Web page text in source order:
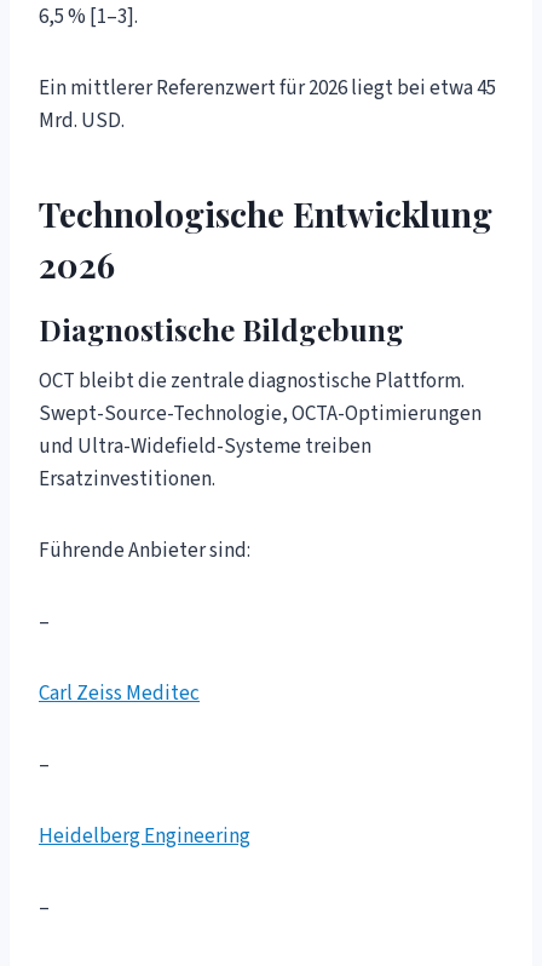
6,5 % [1–3].
Ein mittlerer Referenzwert für 2026 liegt bei etwa 45
Mrd. USD.
Technologische Entwicklung
2026
Diagnostische Bildgebung
OCT bleibt die zentrale diagnostische Plattform.
Swept-Source-Technologie, OCTA-Optimierungen
und Ultra-Widefield-Systeme treiben
Ersatzinvestitionen.
Führende Anbieter sind:
–
Carl Zeiss Meditec
–
Heidelberg Engineering
–